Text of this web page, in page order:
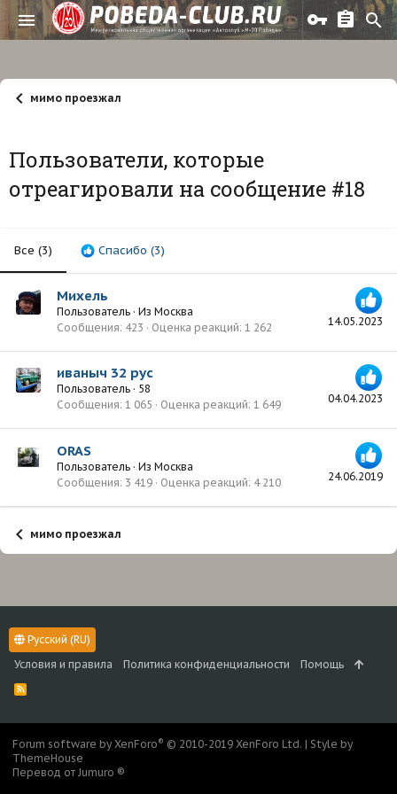
мимо проезжал
Пользователи, которые
отреагировали на сообщение #18
Все (3) Спасибо (3)
14.05.2023
Михель
Пользователь · Из Москва
Сообщения 423 Оценка реакций 1 262
04.04.2023
иваныч 32 рус
Пользователь · 58
Сообщения 1 065 Оценка реакций 1 649
24.06.2019
ORAS
Пользователь · Из Москва
Сообщения 3 419 Оценка реакций 4 210
мимо проезжал
Русский (RU)
Условия и правила
Политика конфиденциальности Помощь
R
S
Forum software by XenForo® © 2010-2019 XenForo Ltd. | Style by
ThemeHouse
Перевод от Jumuro ®